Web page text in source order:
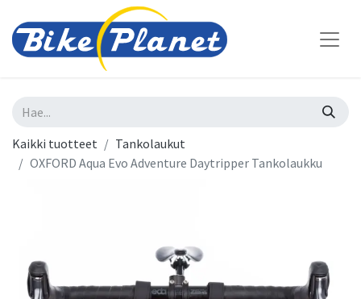
Kaikki tuotteet
Tankolaukut
OXFORD Aqua Evo Adventure Daytripper Tankolaukku